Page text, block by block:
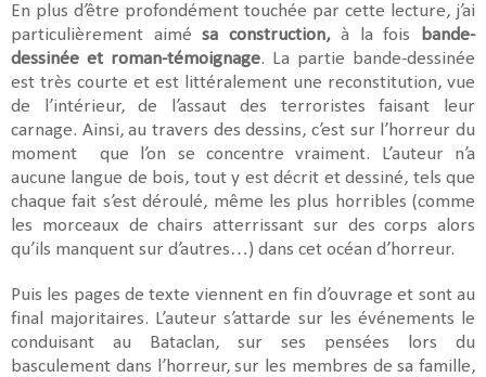
En plus d’être profondément touchée par cette lecture, j’ai
particulièrement aimésa construction,à la fois
bande-
dessinée et roman-témoignage. La partie bande-dessinée
est très courte et est littéralement une reconstitution, vue
de l’intérieur, de l’assaut des terroristes faisant leur
carnage. Ainsi, au travers des dessins, c’est sur l’horreur du
moment que l’on se concentre vraiment. L’auteur n’a
aucune langue de bois, tout y est décrit et dessiné, tels que
chaque fait s’est déroulé, même les plus horribles (comme
les morceaux de chairs atterrissant sur des corps alors
qu’ils manquent sur d’autres…) dans cet océan d’horreur.
Puis les pages de texte viennent en fin d’ouvrage et sont au
final majoritaires. L’auteur s’attarde sur les événements le
conduisant au Bataclan, sur ses pensées lors du
basculement dans l’horreur, sur les membres de sa famille,